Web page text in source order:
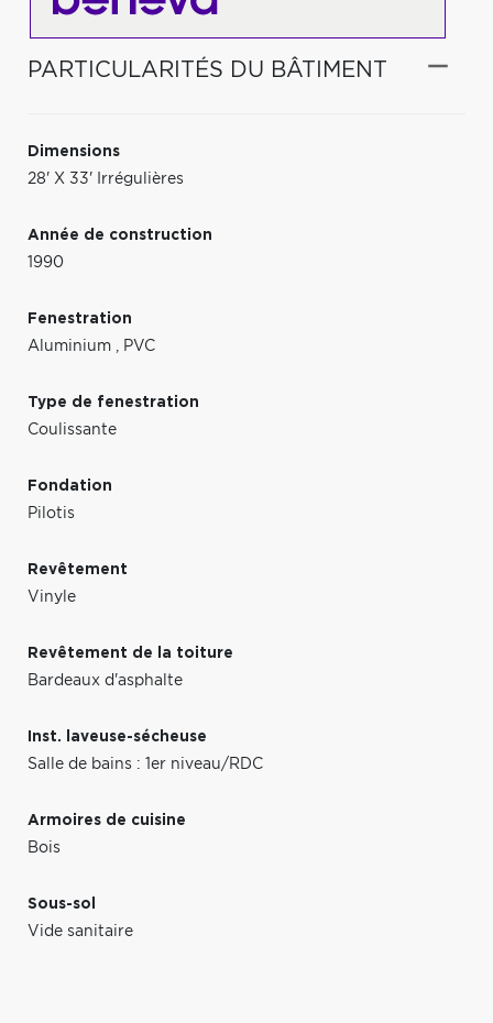
PARTICULARITÉS DU BÂTIMENT
Dimensions
28' X 33' Irrégulières
Année de construction
1990
Fenestration
Aluminium , PVC
Type de fenestration
Coulissante
Fondation
Pilotis
Revêtement
Vinyle
Revêtement de la toiture
Bardeaux d'asphalte
Inst. laveuse-sécheuse
Salle de bains : 1er niveau/RDC
Armoires de cuisine
Bois
Sous-sol
Vide sanitaire